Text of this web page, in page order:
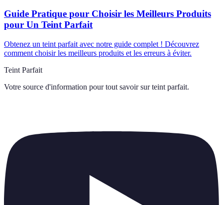
Guide Pratique pour Choisir les Meilleurs Produits
pour Un Teint Parfait
Obtenez un teint parfait avec notre guide complet ! Découvrez
comment choisir les meilleurs produits et les erreurs à éviter.
Teint Parfait
Votre source d'information pour tout savoir sur teint parfait.